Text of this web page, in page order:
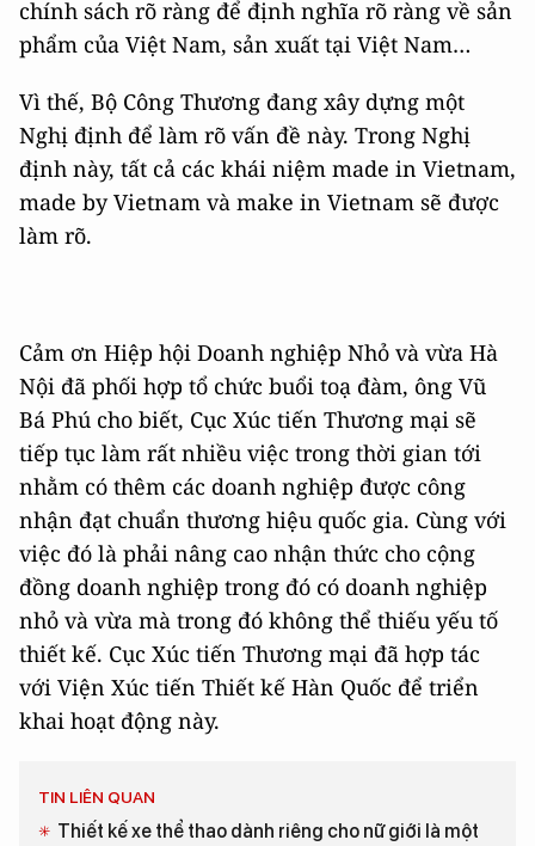
chính sách rõ ràng để định nghĩa rõ ràng về sản
phẩm của Việt Nam, sản xuất tại Việt Nam…
Vì thế, Bộ Công Thương đang xây dựng một
Nghị định để làm rõ vấn đề này. Trong Nghị
định này, tất cả các khái niệm made in Vietnam,
made by Vietnam và make in Vietnam sẽ được
làm rõ.
Cảm ơn Hiệp hội Doanh nghiệp Nhỏ và vừa Hà
Nội đã phối hợp tổ chức buổi toạ đàm, ông Vũ
Bá Phú cho biết, Cục Xúc tiến Thương mại sẽ
tiếp tục làm rất nhiều việc trong thời gian tới
nhằm có thêm các doanh nghiệp được công
nhận đạt chuẩn thương hiệu quốc gia. Cùng với
việc đó là phải nâng cao nhận thức cho cộng
đồng doanh nghiệp trong đó có doanh nghiệp
nhỏ và vừa mà trong đó không thể thiếu yếu tố
thiết kế. Cục Xúc tiến Thương mại đã hợp tác
với Viện Xúc tiến Thiết kế Hàn Quốc để triển
khai hoạt động này.
TIN LIÊN QUAN
Thiết kế xe thể thao dành riêng cho nữ giới là một